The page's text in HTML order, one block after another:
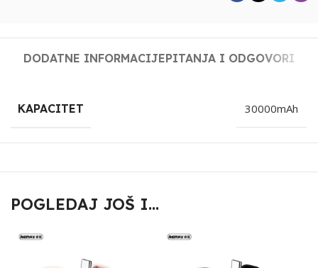
DODATNE INFORMACIJEPITANJA I ODGOVORI
KAPACITET 30000mAh
POGLEDAJ JOŠ I...